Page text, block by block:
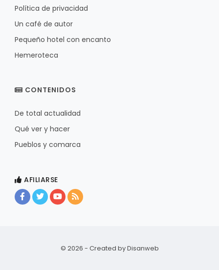
Política de privacidad
Un café de autor
Pequeño hotel con encanto
Hemeroteca
CONTENIDOS
De total actualidad
Qué ver y hacer
Pueblos y comarca
AFILIARSE
© 2026 - Created byDisanweb